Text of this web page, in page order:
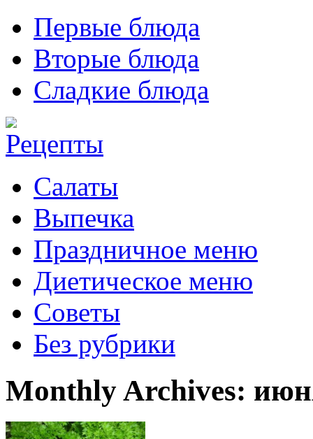
Первые блюда
Вторые блюда
Сладкие блюда
Салаты
Выпечка
Праздничное меню
Диетическое меню
Советы
Без рубрики
Monthly Archives: